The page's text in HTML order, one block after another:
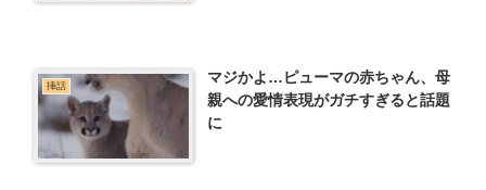
挿話
マジかよ…ピューマの赤ちゃん、母
親への愛情表現がガチすぎると話題
に